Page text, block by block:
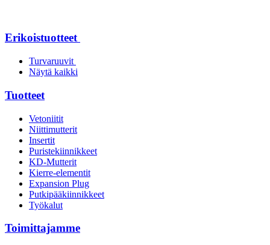
Erikoistuotteet
Turvaruuvit
Näytä kaikki
Tuotteet
Vetoniitit
Niittimutterit
Insertit
Puristekiinnikkeet
KD-Mutterit
Kierre-elementit
Expansion Plug
Putkipääkiinnikkeet
Työkalut
Toimittajamme